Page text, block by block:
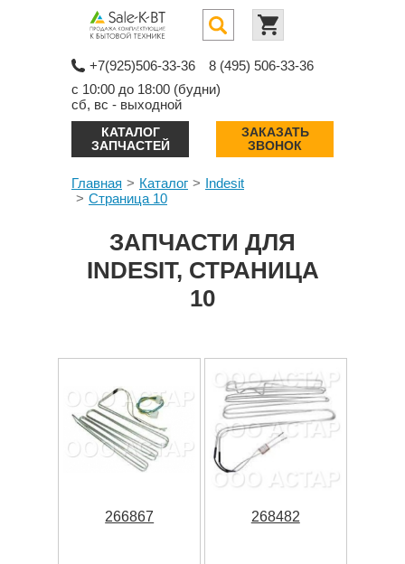
+7(925)506-33-36
8 (495) 506-33-36
с 10:00 до 18:00 (будни)
сб, вс - выходной
КАТАЛОГ
ЗАПЧАСТЕЙ
ЗАКАЗАТЬ
ЗВОНОК
Главная Каталог
Indesit
Страница 10
ЗАПЧАСТИ ДЛЯ
INDESIT, СТРАНИЦА
10
266867 268482